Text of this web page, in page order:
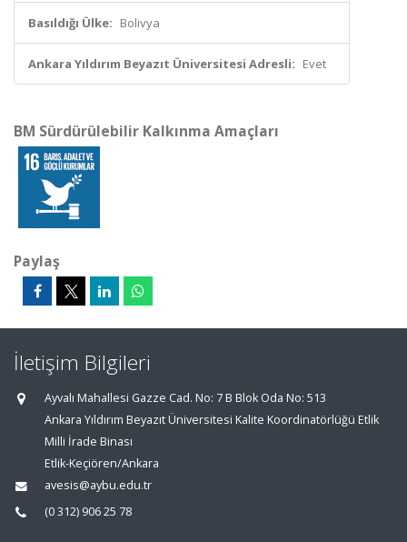
Basıldığı Ülke: Bolivya
Ankara Yıldırım Beyazıt Üniversitesi Adresli: Evet
BM Sürdürülebilir Kalkınma Amaçları
Paylaş
İletişim Bilgileri
Ayvalı Mahallesi Gazze Cad. No: 7 B Blok Oda No: 513
Ankara Yıldırım Beyazıt Üniversitesi Kalite Koordinatörlüğü Etlik
Milli İrade Binası
Etlik-Keçiören/Ankara
avesis@aybu.edu.tr
(0 312) 906 25 78